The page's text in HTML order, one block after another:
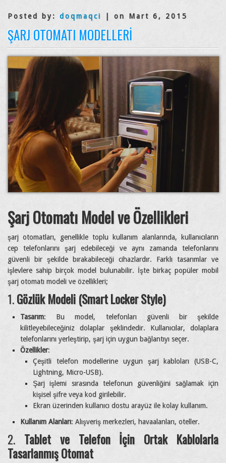
Posted by: doqmaqci | on Mart 6, 2015
ŞARJ OTOMATI MODELLERI
Şarj Otomatı Model ve Özellikleri
şarj otomatları, genellikle toplu kullanım alanlarında, kullanıcıların
cep telefonlarını şarj edebileceği ve aynı zamanda telefonlarını
güvenli bir şekilde bırakabileceği cihazlardır. Farklı tasarımlar ve
işlevlere sahip birçok model bulunabilir. İşte birkaç popüler mobil
şarj otomatı modeli ve özellikleri;
1.Gözlük Modeli (Smart Locker Style)
Tasarım: Bu model, telefonları güvenli bir şekilde
kilitleyebileceğiniz dolaplar şeklindedir. Kullanıcılar, dolaplara
telefonlarını yerleştirip, şarj için uygun bağlantıyı seçer.
Özellikler:
Çeşitli telefon modellerine uygun şarj kabloları (USB-C,
Lightning, Micro-USB).
Şarj işlemi sırasında telefonun güvenliğini sağlamak için
kişisel şifre veya kod girilebilir.
Ekran üzerinden kullanıcı dostu arayüz ile kolay kullanım.
Kullanım Alanları: Alışveriş merkezleri, havaalanları, oteller.
2. Tablet ve Telefon İçin Ortak Kablolarla
Tasarlanmış Otomat